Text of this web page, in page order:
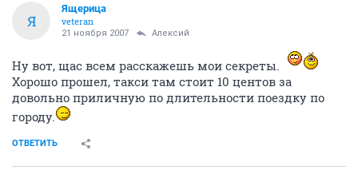
Я
Ящерица
veteran
21 ноября 2007 Алексий
Ну вот, щас всем расскажешь мои секреты.
Хорошо прошел, такси там стоит 10 центов за
довольно приличную по длительности поездку по
городу.
ОТВЕТИТЬ